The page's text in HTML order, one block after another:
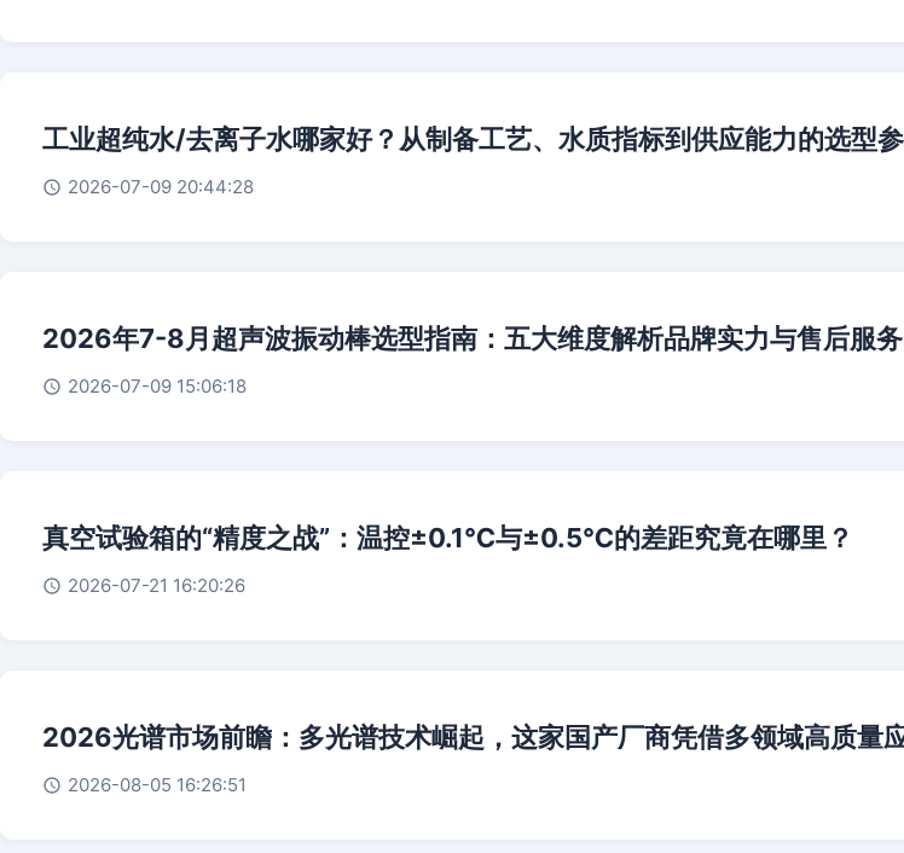
工业超纯水/去离子水哪家好？从制备工艺、水质指标到供应能力的选型
2026-07-09 20:44:28
2026年7-8月超声波振动棒选型指南：五大维度解析品牌实力与售后服务
2026-07-09 15:06:18
真空试验箱的“精度之战”：温控±0.1℃与±0.5℃的差距究竟在哪里？
2026-07-21 16:20:26
2026光谱市场前瞻：多光谱技术崛起，这家国产厂商凭借多领域高质量
2026-08-05 16:26:51